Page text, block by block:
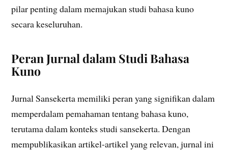
pilar penting dalam memajukan studi bahasa kuno
secara keseluruhan.
Peran Jurnal dalam Studi Bahasa
Kuno
Jurnal Sansekerta memiliki peran yang signifikan dalam
memperdalam pemahaman tentang bahasa kuno,
terutama dalam konteks studi sansekerta. Dengan
mempublikasikan artikel-artikel yang relevan, jurnal ini